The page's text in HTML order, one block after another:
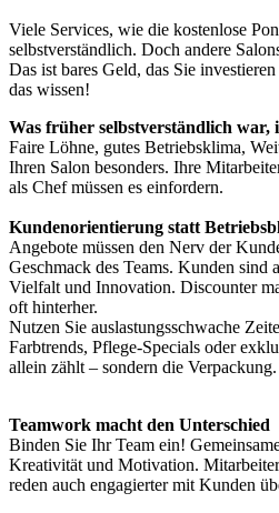
Viele Services, wie die kostenlose
selbstverständlich. Doch andere
Das ist bares Geld, das Sie
das wissen!
Was früher selbstverständlich war,
Faire Löhne, gutes Betriebsklima,
Ihren Salon besonders. Ihre
als Chef müssen es einfordern.
Kundenorientierung statt
Angebote müssen den Nerv der
Geschmack des Teams. Kunden sind
Vielfalt und Innovation. Discounter
oft hinterher.
Nutzen Sie auslastungsschwache
Farbtrends, Pflege-Specials oder
allein zählt – sondern die Verpackung.
Teamwork macht den Unterschied
Binden Sie Ihr Team ein!
Kreativität und Motivation.
reden auch engagierter mit Kunden